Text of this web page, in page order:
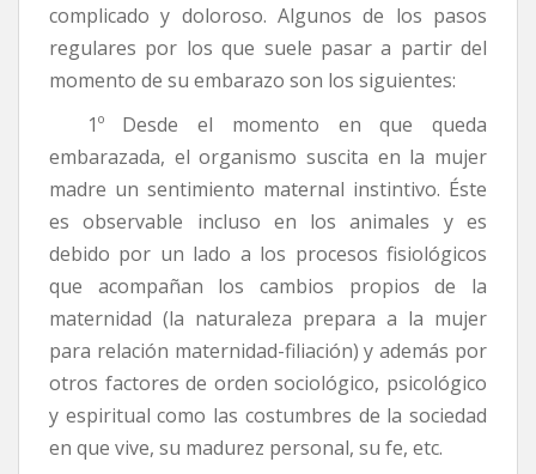
complicado y doloroso. Algunos de los pasos
regulares por los que suele pasar a partir del
momento de su embarazo son los siguientes:
1º Desde el momento en que queda
embarazada, el organismo suscita en la mujer
madre un sentimiento maternal instintivo. Éste
es observable incluso en los animales y es
debido por un lado a los procesos fisiológicos
que acompañan los cambios propios de la
maternidad (la naturaleza prepara a la mujer
para relación maternidad-filiación) y además por
otros factores de orden sociológico, psicológico
y espiritual como las costumbres de la sociedad
en que vive, su madurez personal, su fe, etc.